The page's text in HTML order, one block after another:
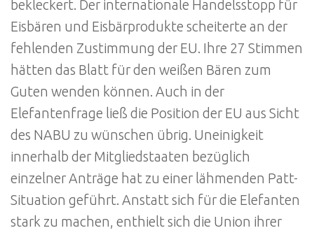
bekleckert. Der internationale Handelsstopp für
Eisbären und Eisbärprodukte scheiterte an der
fehlenden Zustimmung der EU. Ihre 27 Stimmen
hätten das Blatt für den weißen Bären zum
Guten wenden können. Auch in der
Elefantenfrage ließ die Position der EU aus Sicht
des NABU zu wünschen übrig. Uneinigkeit
innerhalb der Mitgliedstaaten bezüglich
einzelner Anträge hat zu einer lähmenden Patt-
Situation geführt. Anstatt sich für die Elefanten
stark zu machen, enthielt sich die Union ihrer